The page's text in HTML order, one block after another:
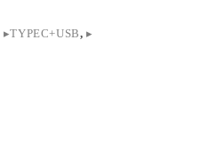
▸TYPEC+USB,▸